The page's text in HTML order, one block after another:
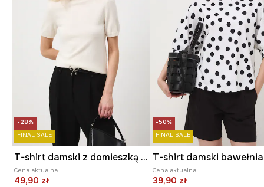
-28%
FINAL SALE
T-shirt damski z domieszką wełny merino i kaszmiru
Cena aktualna:
49,90 zł
-50%
FINAL SALE
T-shirt damski
Cena aktualna:
39,90 zł